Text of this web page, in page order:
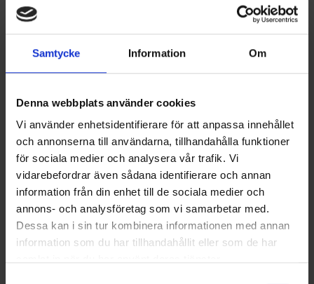
Samtycke Information Om
Denna webbplats använder cookies
Vi använder enhetsidentifierare för att anpassa innehållet
och annonserna till användarna, tillhandahålla funktioner
för sociala medier och analysera vår trafik. Vi
vidarebefordrar även sådana identifierare och annan
information från din enhet till de sociala medier och
annons- och analysföretag som vi samarbetar med.
Dessa kan i sin tur kombinera informationen med annan
information som du har tillhandahållit eller som de har
- Vi tänker framåt, har ett driv och en utvecklingsförmåga
som vi hoppas kunna dela med oss av i gruppen. Närheten
till kunderna har vi genom vår servicemodell och att vi finns
på tre orter. Både jag och Henrik Olsen ser fram mot att
en ledande aktör, något vi själva strävat mot. Det blir
spännande att vara en del av den fortsatta tillväxten, säger
Kent Hannibal, vd, Kølegruppen.
Både Kent Hannibal och Henrik Olsen fortsätter i sina roller
med bibehållet kundfokus och mål att driva vidare bolagen i
enlighet med tidigare planer.
Från vänster i bild syns Henrik Olsen och Kent Hannibal.
Foto: NCG